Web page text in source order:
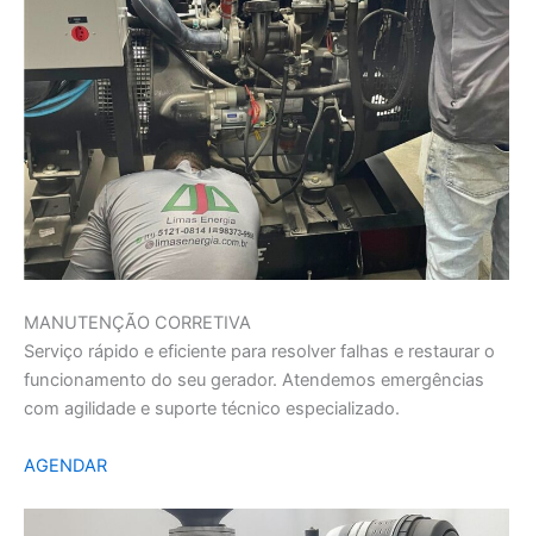
MANUTENÇÃO CORRETIVA
Serviço rápido e eficiente para resolver falhas e restaurar o
funcionamento do seu gerador. Atendemos emergências
com agilidade e suporte técnico especializado.
AGENDAR